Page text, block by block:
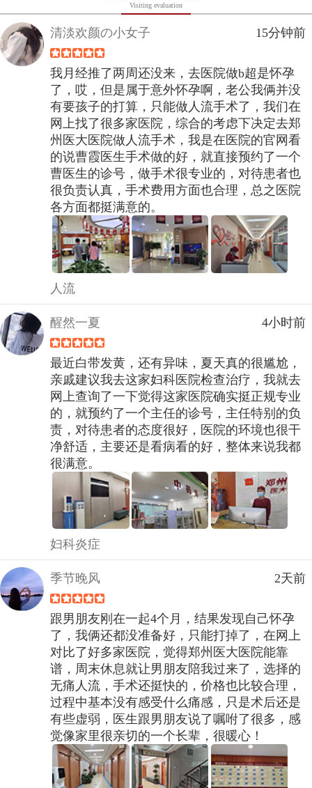
Visiting evaluation
清淡欢颜の小女子 15分钟前
我月经推了两周还没来，去医院做b超是怀孕
了，哎，但是属于意外怀孕啊，老公我俩并没
有要孩子的打算，只能做人流手术了，我们在
网上找了很多家医院，综合的考虑下决定去郑
州医大医院做人流手术，我是在医院的官网看
的说曹霞医生手术做的好，就直接预约了一个
曹医生的诊号，做手术很专业的，对待患者也
很负责认真，手术费用方面也合理，总之医院
各方面都挺满意的。
人流
醒然一夏 4小时前
最近白带发黄，还有异味，夏天真的很尴尬，
亲戚建议我去这家妇科医院检查治疗，我就去
网上查询了一下觉得这家医院确实挺正规专业
的，就预约了一个主任的诊号，主任特别的负
责，对待患者的态度很好，医院的环境也很干
净舒适，主要还是看病看的好，整体来说我都
很满意。
妇科炎症
季节晚风 2天前
跟男朋友刚在一起4个月，结果发现自己怀孕
了，我俩还都没准备好，只能打掉了，在网上
对比了好多家医院，觉得郑州医大医院能靠
谱，周末休息就让男朋友陪我过来了，选择的
无痛人流，手术还挺快的，价格也比较合理，
过程中基本没有感受什么痛感，只是术后还是
有些虚弱，医生跟男朋友说了嘱咐了很多，感
觉像家里很亲切的一个长辈，很暖心！